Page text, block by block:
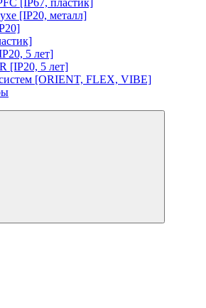
[IP20, металл]
5 лет]
[IP20, 5 лет]
[ORIENT, FLEX, VIBE]